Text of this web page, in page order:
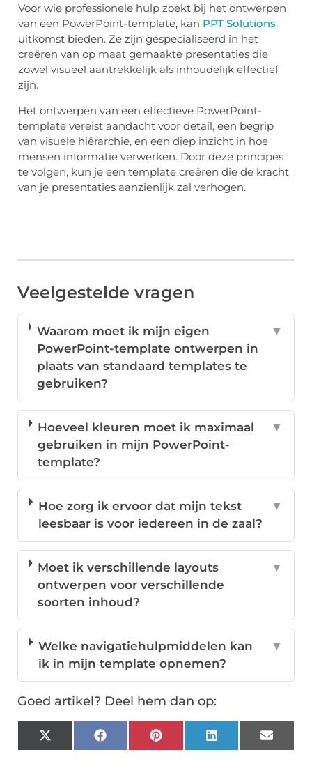
Voor wie professionele hulp zoekt bij het ontwerpen
van een PowerPoint-template, kan PPT Solutions
uitkomst bieden. Ze zijn gespecialiseerd in het
creëren van op maat gemaakte presentaties die
zowel visueel aantrekkelijk als inhoudelijk effectief
zijn.
Het ontwerpen van een effectieve PowerPoint-
template vereist aandacht voor detail, een begrip
van visuele hiërarchie, en een diep inzicht in hoe
mensen informatie verwerken. Door deze principes
te volgen, kun je een template creëren die de kracht
van je presentaties aanzienlijk zal verhogen.
Veelgestelde vragen
Waarom moet ik mijn eigen
PowerPoint-template ontwerpen in
plaats van standaard templates te
gebruiken?
▼
Hoeveel kleuren moet ik maximaal
gebruiken in mijn PowerPoint-
template?
▼
Hoe zorg ik ervoor dat mijn tekst
leesbaar is voor iedereen in de zaal?
▼
Moet ik verschillende layouts
ontwerpen voor verschillende
soorten inhoud?
▼
Welke navigatiehulpmiddelen kan
ik in mijn template opnemen?
▼
Goed artikel? Deel hem dan op:
X
(Twitter)
FacebookPinterestLinkedInEmail